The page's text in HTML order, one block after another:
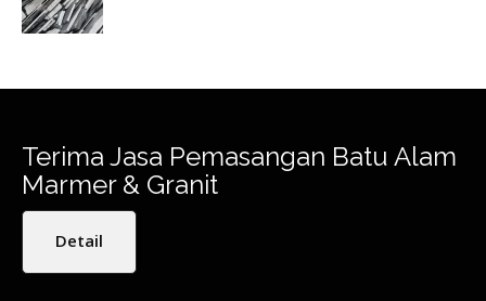
Terima Jasa Pemasangan Batu Alam
Marmer & Granit
Detail